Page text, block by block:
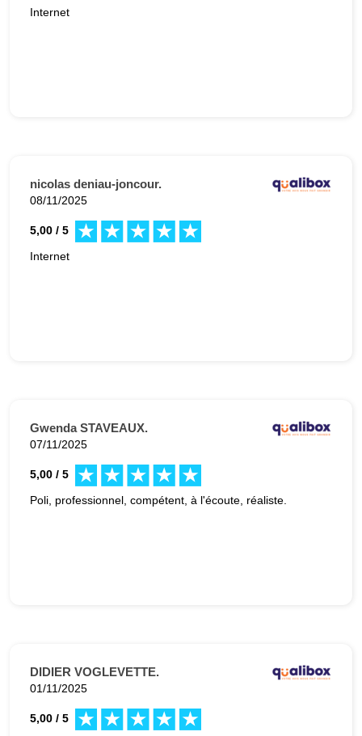
Internet
nicolas deniau-joncour.
08/11/2025
5,00 / 5
Internet
Gwenda STAVEAUX.
07/11/2025
5,00 / 5
Poli, professionnel, compétent, à l'écoute, réaliste.
DIDIER VOGLEVETTE.
01/11/2025
5,00 / 5